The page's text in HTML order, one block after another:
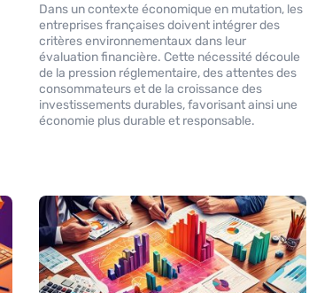
Dans un contexte économique en mutation, les
entreprises françaises doivent intégrer des
critères environnementaux dans leur
évaluation financière. Cette nécessité découle
de la pression réglementaire, des attentes des
consommateurs et de la croissance des
investissements durables, favorisant ainsi une
économie plus durable et responsable.